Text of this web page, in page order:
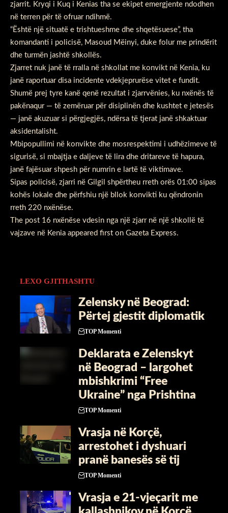
zjarrit. Kryqi i Kuq i Kenias tha se ekipet emergjente ndodhen
në terren për të ofruar ndihmë.
“Është një situatë e trishtueshme dhe shqetësuese”, tha
komandanti i policisë, Masoud Mëinyi, duke folur me prindërit
dhe turmën jashtë shkollës.
Zjarret nuk janë të rralla në shkollat me konvikt në Kenia, ku
janë raportuar disa incidente vdekjeprurëse vitet e fundit.
Shumë prej tyre kanë qenë rezultat i zjarrvënies, ku nxënës të
pakënaqur — të zemëruar për disiplinën dhe kushtet e jetesës
— janë akuzuar si përgjegjës, ndërsa të tjerat janë shkaktuar
aksidentalisht.
Mbipopullimi në konvikte dhe mosrespektimi i udhëzimeve të
sigurisë, si mbajtja e daljeve të lira dhe dritareve të hapura,
janë fajësuar shpesh për numrin e lartë të viktimave.
Sipas policisë, zjarri në Gilgil shpërtheu rreth orës 01:00 sipas
kohës lokale dhe përfshiu një bllok konvikti ku qëndronin
rreth 220 nxënëse.
The post 16 nxënëse vdesin nga një zjarr në një shkollë të
vajzave në Kenia appeared first on Gazeta Express.
LEXO GJITHASHTU
Zelensky në Beograd:
Përtej gjestit diplomatik
TOP Momenti
Deklarata e Zelenskyt
në Beograd – largohet
mbishkrimi “Free
Ukraine” nga Prishtina
TOP Momenti
Vrasja në Korçë,
arrestohet i dyshuari
pranë banesës së tij
TOP Momenti
Vrasja e 21-vjeçarit me